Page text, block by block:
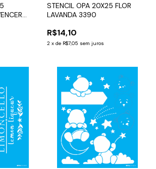
STENCIL OPA 20X25 FLOR
LAVANDA 3390
R$14,10
2 x de R$7,05 sem juros